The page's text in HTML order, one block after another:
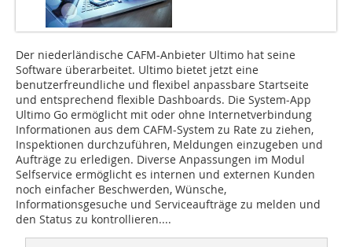
Der niederländische CAFM-Anbieter Ultimo hat seine
Software überarbeitet. ­Ultimo bietet jetzt eine
benutzerfreundliche und flexibel anpassbare Startseite ­
und entsprechend flexible Dashboards. Die System-App
Ultimo Go ermöglicht mit oder ohne Internetverbindung
Informationen aus dem CAFM-System zu Rate zu ziehen,
Inspektionen durchzuführen, Meldungen einzugeben und
Aufträge zu erledigen. Diverse Anpassungen im Modul
Selfservice ermöglicht es internen und externen Kunden
noch einfacher Beschwerden, Wünsche,
Informationsgesuche und Serviceaufträge zu melden und
den Status zu kontrollieren....